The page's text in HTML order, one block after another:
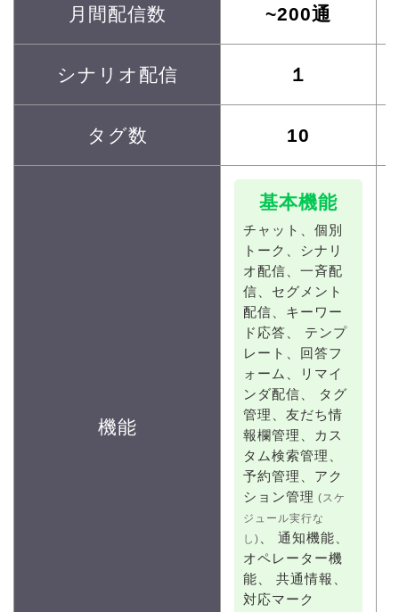
月間配信数 ~200通
シナリオ配信 １
タグ数 10
機能
基本機能
チャット、 個別
トーク、 シナリ
オ配信、 一斉配
信、 セグメント
配信、 キーワー
ド応答、
テンプ
レート、
回答フ
ォーム、
リマイ
ンダ配信、
タグ
管理、 友だち情
報欄管理、
カス
タム検索管理、
予約管理、 アク
ション管理 (スケ
ジュール実行な
し)
通知機能、
オペレーター機
能、
共通情報、
対応マーク